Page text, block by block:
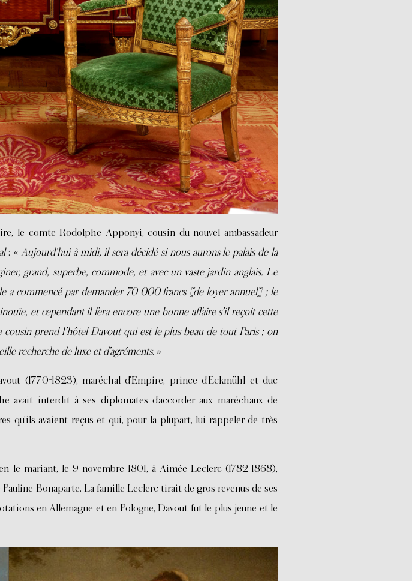
le comte Rodolphe Apponyi, cousin du nouvel ambassadeur
: « Aujourd’hui à midi, il sera décidé si nous aurons le palais de la
grand, superbe, commode, et avec un vaste jardin anglais. Le
a commencé par demander 70 000 francs [de loyer annuel] ; le
et cependant il fera encore une bonne affaire s’il reçoit cette
cousin prend l’hôtel Davout qui est le plus beau de tout Paris ; on
recherche de luxe et d’agréments. »
(1770-1823), maréchal d’Empire, prince d’Eckmühl et duc
avait interdit à ses diplomates d’accorder aux maréchaux de
qu’ils avaient reçus et qui, pour la plupart, lui rappeler de très
mariant, le 9 novembre 1801, à Aimée Leclerc (1782-1868),
Bonaparte. La famille Leclerc tirait de gros revenus de ses
en Allemagne et en Pologne, Davout fut le plus jeune et le